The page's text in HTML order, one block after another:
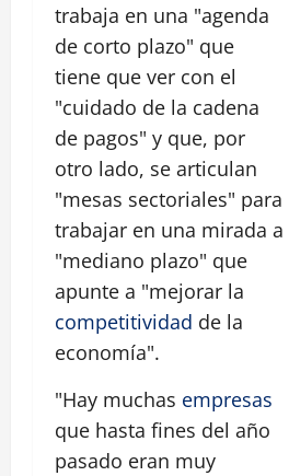
trabaja en una "agenda
de corto plazo" que
tiene que ver con el
"cuidado de la cadena
de pagos" y que, por
otro lado, se articulan
"mesas sectoriales" para
trabajar en una mirada a
"mediano plazo" que
apunte a "mejorar la
competitividad de la
economía".
"Hay muchas empresas
que hasta fines del año
pasado eran muy